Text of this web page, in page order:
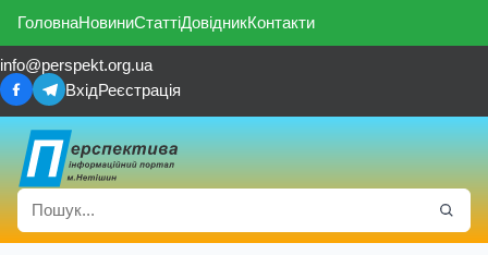
ГоловнаНовиниСтаттіДовідникКонтакти
info@perspekt.org.ua
ВхідРеєстрація